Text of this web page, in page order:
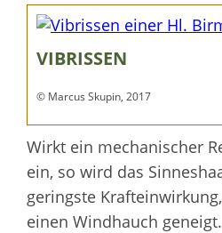
VIBRISSEN
© Marcus Skupin, 2017
Wirkt ein mechanischer
ein, so wird das
geringste
einen Windhauch